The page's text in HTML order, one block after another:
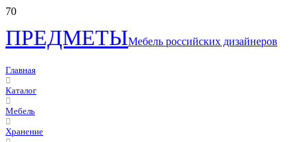
ПРЕДМЕТЫМебель российских дизайнеров
Главная
Каталог
Мебель
Хранение